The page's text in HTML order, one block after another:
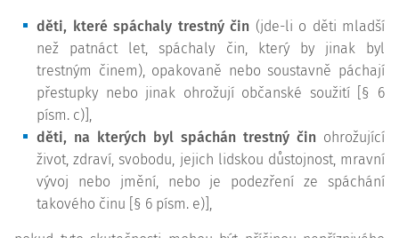
děti, které spáchaly trestný čin (jde-li o děti mladší
než patnáct let, spáchaly čin, který by jinak byl
trestným činem), opakovaně nebo soustavně páchají
přestupky nebo jinak ohrožují občanské soužití [§ 6
písm. c)],
děti, na kterých byl spáchán trestný čin ohrožující
život, zdraví, svobodu, jejich lidskou důstojnost, mravní
vývoj nebo jmění, nebo je podezření ze spáchání
takového činu [§ 6 písm. e)],